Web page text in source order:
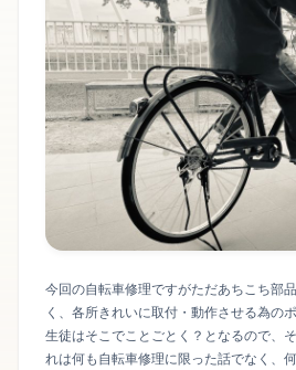
今回の自転車修理ですがただあちこち部
く、各所きれいに取付・動作させる為の
生徒はそこでことごとく？となるので、
れは何も自転車修理に限った話でなく、